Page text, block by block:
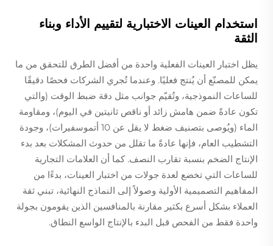
استخدام العينات الاختبارية لتقييم الأداء وبناء
الثقة
يظل اختبار العينات الفعلية واحدة من أفضل الطرق للتحقق من ما
يمكن للمصنّع أن يُنتج فعليًا. وعندما تُجري الشركات فحصًا دقيقًا
للساعات النموذجية، وتُقيّم جوانب مثل دقة ضبط الوقت (والتي
تكون عادةً ضمن هامش زائد أو ناقص ثانيتين في اليوم)، ومقاومة
الماء (ويُوصى بتصنيف ضغط لا يقل عن 10 أتموسفيرات)، وجودة
التشطيب العام، فإنها عادةً ما تقلل من حدوث المشكلات بعد بدء
الإنتاج الضخم بنسبة تقارب النصف. كما أن العلامات التجارية
للساعات التي تخضع لعدة جولات من اختبار العينات، بدءًا من
المفاهيم التصميمية الأولية وصولاً إلى النماذج النهائية، تبني ثقة
العملاء بشكل أسرع بكثير مقارنة بالمنافسين الذين يقومون بجولة
واحدة فقط من الفحص قبل البدء بالإنتاج الواسع النطاق.